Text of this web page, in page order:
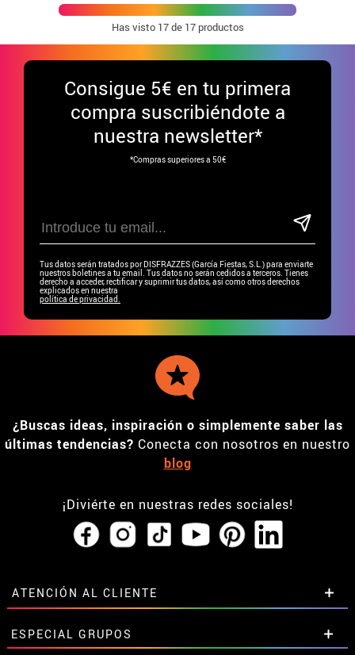
Has visto 17de 17 productos
Consigue 5€ en tu primera
compra suscribiéndote a
nuestra newsletter*
*Compras superiores a 50€
Tus datos serán tratados por DISFRAZZES (García Fiestas, S.L.) para enviarte
nuestros boletines a tu email. Tus datos no serán cedidos a terceros. Tienes
derecho a acceder, rectificar y suprimir tus datos, así como otros derechos
explicados en nuestra
política de privacidad.
¿Buscas ideas, inspiración o simplemente saber las
últimas tendencias? Conecta con nosotros en nuestro
blog
¡Diviérte en nuestras redes sociales!
ATENCIÓN AL CLIENTE
• Horario tienda IBI
•Descuento estudiantes
ESPECIAL GRUPOS